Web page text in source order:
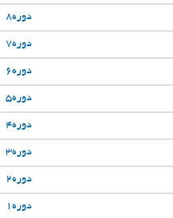
دوره8
دوره7
دوره6
دوره5
دوره4
دوره3
دوره2
دوره1